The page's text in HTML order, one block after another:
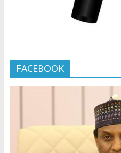
FACEBOOK